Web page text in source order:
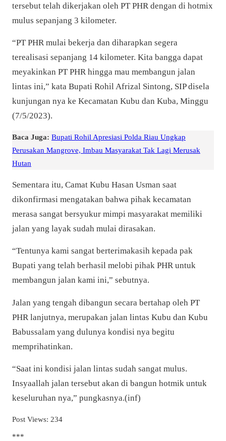
tersebut telah dikerjakan oleh PT PHR dengan di hotmix
mulus sepanjang 3 kilometer.
“PT PHR mulai bekerja dan diharapkan segera
terealisasi sepanjang 14 kilometer. Kita bangga dapat
meyakinkan PT PHR hingga mau membangun jalan
lintas ini,” kata Bupati Rohil Afrizal Sintong, SIP disela
kunjungan nya ke Kecamatan Kubu dan Kuba, Minggu
(7/5/2023).
Baca Juga: Bupati Rohil Apresiasi Polda Riau Ungkap
Perusakan Mangrove, Imbau Masyarakat Tak Lagi Merusak
Hutan
Sementara itu, Camat Kubu Hasan Usman saat
dikonfirmasi mengatakan bahwa pihak kecamatan
merasa sangat bersyukur mimpi masyarakat memiliki
jalan yang layak sudah mulai dirasakan.
“Tentunya kami sangat berterimakasih kepada pak
Bupati yang telah berhasil melobi pihak PHR untuk
membangun jalan kami ini,” sebutnya.
Jalan yang tengah dibangun secara bertahap oleh PT
PHR lanjutnya, merupakan jalan lintas Kubu dan Kubu
Babussalam yang dulunya kondisi nya begitu
memprihatinkan.
“Saat ini kondisi jalan lintas sudah sangat mulus.
Insyaallah jalan tersebut akan di bangun hotmik untuk
keseluruhan nya,” pungkasnya.(inf)
Post Views: 234
***